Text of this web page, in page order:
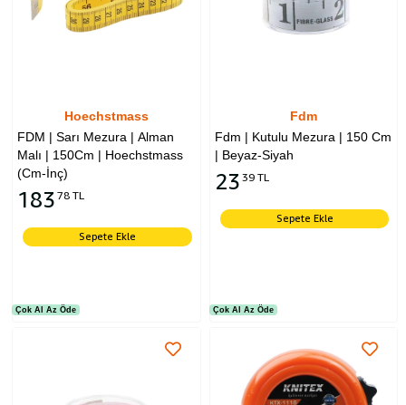
Hoechstmass
FDM | Sarı Mezura | Alman
Malı | 150Cm | Hoechstmass
(Cm-İnç)
183 78 TL
Sepete Ekle
Çok Al Az Öde
Fdm
Fdm | Kutulu Mezura | 150 Cm
| Beyaz-Siyah
23 39 TL
Sepete Ekle
Çok Al Az Öde